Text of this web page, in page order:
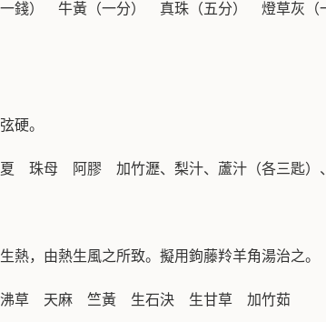
錢） 牛黃（一分） 真珠（五分） 燈草灰
硬。
阿膠 加竹瀝、梨汁、蘆汁（各三匙）、
熱，由熱生風之所致。擬用鉤藤羚羊角湯治之。
草 天麻 竺黃 生石決 生甘草 加竹茹